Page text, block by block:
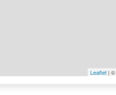
Leaflet | ©